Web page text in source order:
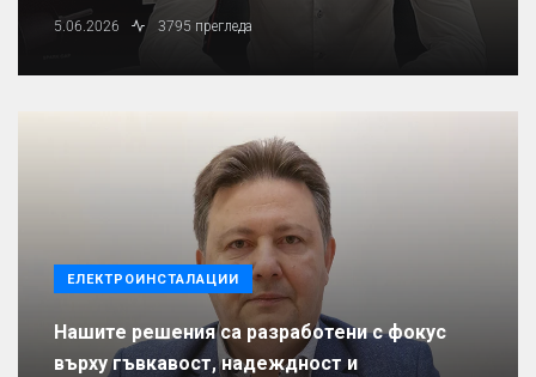
5.06.2026 3795 прегледа
ЕЛЕКТРОИНСТАЛАЦИИ
Нашите решения са разработени с фокус
върху гъвкавост, надеждност и